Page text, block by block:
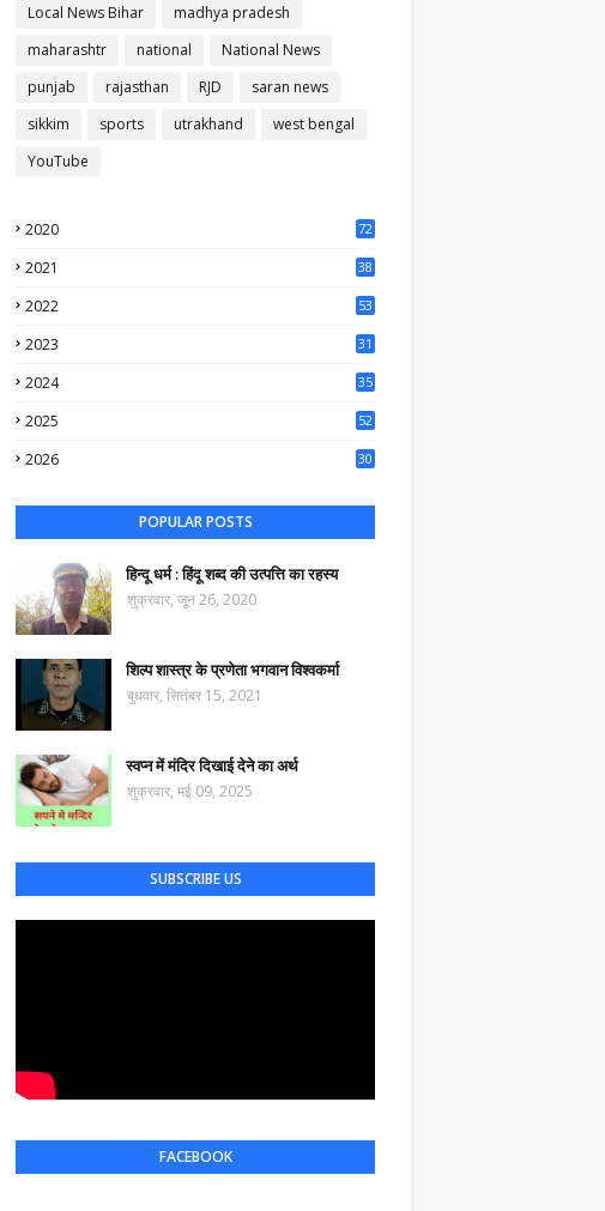
Local News Bihar
madhya pradesh
maharashtr
national
National News
punjab
rajasthan RJD
saran news
sikkim
sports utrakhand
west bengal
YouTube
2020
72
2021
38
2022
53
2023
31
2024
35
2025
52
2026
30
POPULAR POSTS
हिन्दू धर्म : हिंदू शब्द की उत्पत्ति का रहस्य
शुक्रवार, जून 26, 2020
शिल्प शास्त्र के प्रणेता भगवान विश्वकर्मा
बुधवार, सितंबर 15, 2021
स्वप्न में मंदिर दिखाई देने का अर्थ
शुक्रवार, मई 09, 2025
SUBSCRIBE US
FACEBOOK